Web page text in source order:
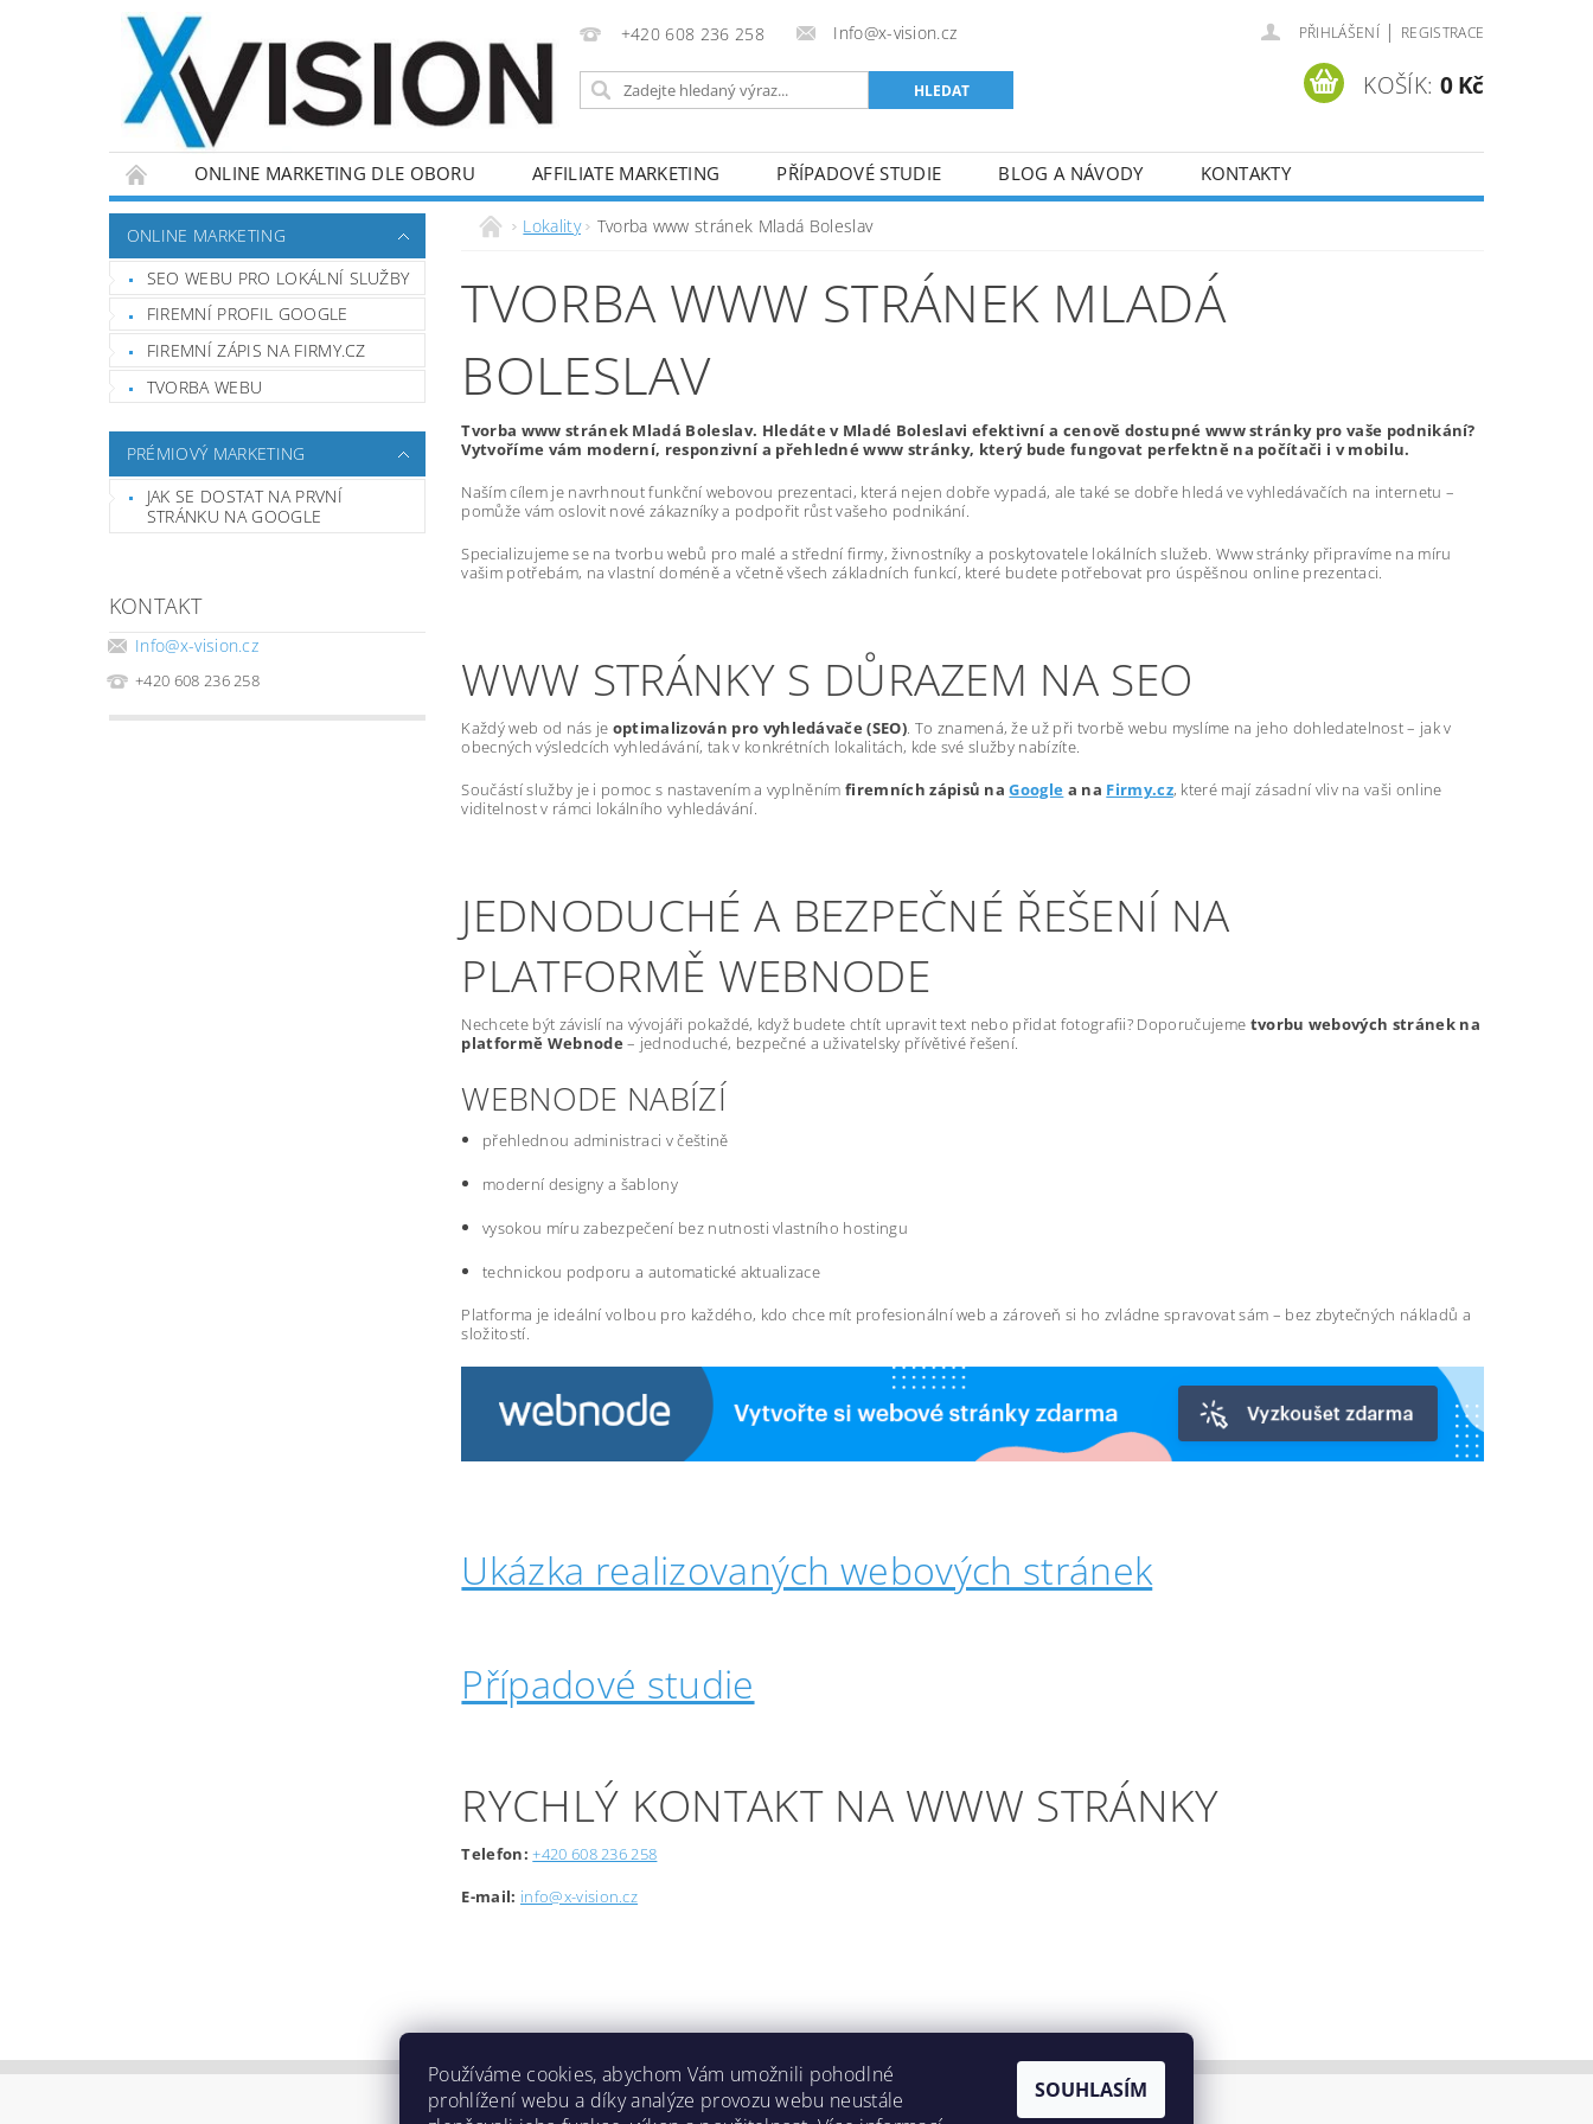
+420 608 236 258 Info@x-vision.cz PŘIHLÁŠENÍ | REGISTRACE
KOŠÍK: 0 Kč
ONLINE MARKETING DLE OBORU AFFILIATE MARKETING PŘÍPADOVÉ STUDIE BLOG A NÁVODY KONTAKTY
ONLINE MARKETING
SEO WEBU PRO LOKÁLNÍ SLUŽBY
FIREMNÍ PROFIL GOOGLE
FIREMNÍ ZÁPIS NA FIRMY.CZ
TVORBA WEBU
PRÉMIOVÝ MARKETING
JAK SE DOSTAT NA PRVNÍ
STRÁNKU NA GOOGLE
KONTAKT
Info@x-vision.cz
+420 608 236 258
Lokality Tvorba www stránek Mladá Boleslav
TVORBA WWW STRÁNEK MLADÁ
BOLESLAV
Tvorba www stránek Mladá Boleslav. Hledáte v Mladé Boleslavi efektivní a cenově dostupné www stránky pro vaše podnikání?
Vytvoříme vám moderní, responzivní a přehledné www stránky, který bude fungovat perfektně na počítači i v mobilu.
Naším cílem je navrhnout funkční webovou prezentaci, která nejen dobře vypadá, ale také se dobře hledá ve vyhledávačích na internetu –
pomůže vám oslovit nové zákazníky a podpořit růst vašeho podnikání.
Specializujeme se na tvorbu webů pro malé a střední firmy, živnostníky a poskytovatele lokálních služeb. Www stránky připravíme na míru
vašim potřebám, na vlastní doméně a včetně všech základních funkcí, které budete potřebovat pro úspěšnou online prezentaci.
WWW STRÁNKY S DŮRAZEM NA SEO
Každý web od nás je optimalizován pro vyhledávače (SEO). To znamená, že už při tvorbě webu myslíme na jeho dohledatelnost – jak v
obecných výsledcích vyhledávání, tak v konkrétních lokalitách, kde své služby nabízíte.
Součástí služby je i pomoc s nastavením a vyplněnímfiremních zápisů naGoogle a na Firmy.cz, které mají zásadní vliv na vaši online
viditelnost v rámci lokálního vyhledávání.
JEDNODUCHÉ A BEZPEČNÉ ŘEŠENÍ NA
PLATFORMĚ WEBNODE
Nechcete být závislí na vývojáři pokaždé, když budete chtít upravit text nebo přidat fotografii? Doporučujeme tvorbu webových stránek na
platformě Webnode – jednoduché, bezpečné a uživatelsky přívětivé řešení.
WEBNODE NABÍZÍ
přehlednou administraci v češtině
moderní designy a šablony
vysokou míru zabezpečení bez nutnosti vlastního hostingu
technickou podporu a automatické aktualizace
Platforma je ideální volbou pro každého, kdo chce mít profesionální web a zároveň si ho zvládne spravovat sám – bez zbytečných nákladů a
složitostí.
Ukázka realizovaných webových stránek
Případové studie
RYCHLÝ KONTAKT NA WWW STRÁNKY
Telefon: +420 608 236 258
E-mail: info@x-vision.cz
Lokality
Používáme cookies, abychom Vám umožnili pohodlné
prohlížení webu a díky analýze provozu webu neustále
SOUHLASÍM